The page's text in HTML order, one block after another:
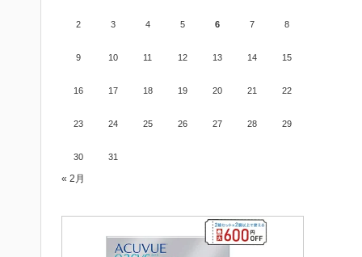
2 3 4 5 6 7 8
9 10 11 12 13 14 15
16 17 18 19 20 21 22
23 24 25 26 27 28 29
30 31
« 2月